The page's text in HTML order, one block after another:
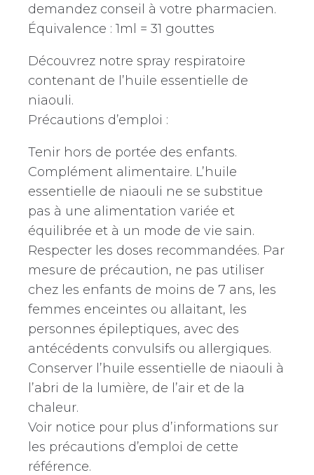
demandez conseil à votre pharmacien.
Équivalence : 1ml = 31 gouttes
Découvrez notre spray respiratoire
contenant de l’huile essentielle de
niaouli.
Précautions d’emploi :
Tenir hors de portée des enfants.
Complément alimentaire. L’huile
essentielle de niaouli ne se substitue
pas à une alimentation variée et
équilibrée et à un mode de vie sain.
Respecter les doses recommandées. Par
mesure de précaution, ne pas utiliser
chez les enfants de moins de 7 ans, les
femmes enceintes ou allaitant, les
personnes épileptiques, avec des
antécédents convulsifs ou allergiques.
Conserver l’huile essentielle de niaouli à
l’abri de la lumière, de l’air et de la
chaleur.
Voir notice pour plus d’informations sur
les précautions d’emploi de cette
référence.